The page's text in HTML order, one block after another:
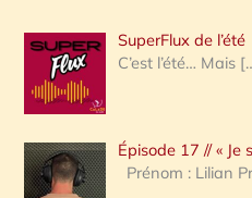
e
r
c
h
e
SuperFlux de l’été
C’est l’été… Mais
Épisode 17 // « Je
Prénom : Lilian